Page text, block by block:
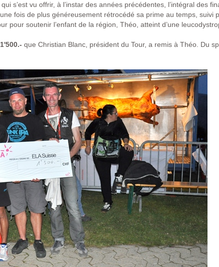
s’est vu offrir, à l’instar des années précédentes, l’intégral des
fois de plus généreusement rétrocédé sa prime au temps, suivi
pour soutenir l’enfant de la région, Théo, atteint d’une
que Christian Blanc, président du Tour, a remis à Théo. Du